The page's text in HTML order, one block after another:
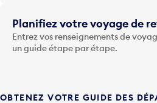
t
o
u
F
Planifiez votre voyage de
Entrez vos renseignements de
un guide étape par étape.
OBTENEZ VOTRE GUIDE DES